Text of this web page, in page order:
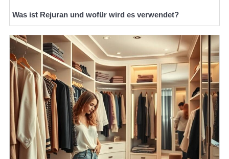
Was ist Rejuran und wofür wird es verwendet?